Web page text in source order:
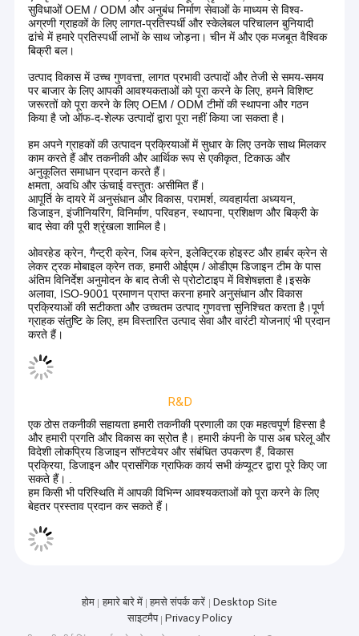
मोटर
हम हर उद्योग में क्रेन अनुप्रयोगों के हर विवरण को समझते हैं।चीन में हम
फोटोनिक्स उद्योग में हमारे व्यापक डिजाइन और इंजीनियरिंग क्षमताओं को
ढांचे में हमारे प्रतिस्पर्धी लाभों के साथ जोड़ना। चीन में और एक मजबूत वैश्विक